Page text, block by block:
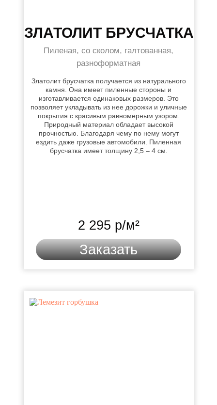
Заказать
2 295 р/м²
Пиленая, со сколом, галтованная,
разноформатная
Златолит брусчатка получается из натурального
камня. Она имеет пиленные стороны и
изготавливается одинаковых размеров. Это
позволяет укладывать из нее дорожки и уличные
покрытия с красивым равномерным узором.
Природный материал обладает высокой
прочностью. Благодаря чему по нему могут
ездить даже грузовые автомобили. Пиленная
брусчатка имеет толщину 2,5 – 4 см.
ЗЛАТОЛИТ БРУСЧАТКА